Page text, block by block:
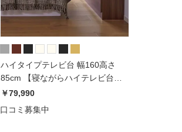
ハイタイプテレビ台 幅160高さ
85cm 【寝ながらハイテレビ台シ
リーズ】
￥79,990
口コミ募集中